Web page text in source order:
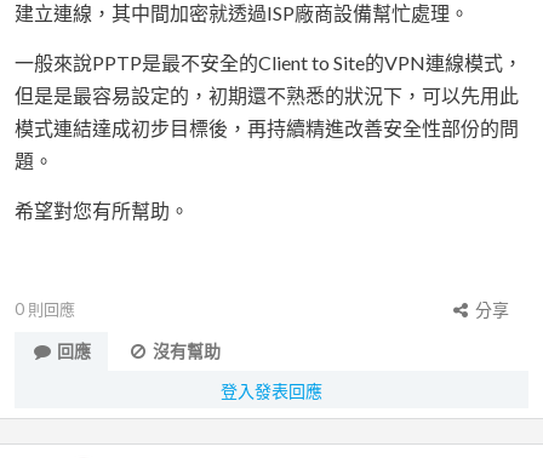
建立連線，其中間加密就透過ISP廠商設備幫忙處理。
一般來說PPTP是最不安全的Client to Site的VPN連線模式，
但是是最容易設定的，初期還不熟悉的狀況下，可以先用此
模式連結達成初步目標後，再持續精進改善安全性部份的問
題。
希望對您有所幫助。
0 則回應
分享
回應
沒有幫助
登入發表回應